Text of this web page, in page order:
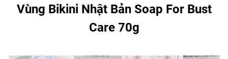
Vùng Bikini Nhật Bản Soap For Bust
Care 70g